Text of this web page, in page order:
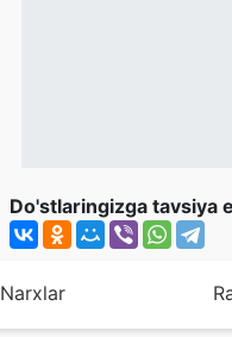
Do'stlaringizga tavsiya
Narxlar